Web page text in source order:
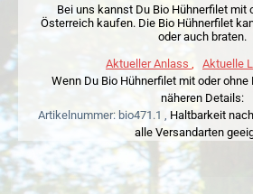
Bei uns kannst Du Bio Hühnerfilet mit
Österreich kaufen. Die Bio Hühnerfilet
oder auch braten.
Aktueller Anlass
Aktuelle
Wenn Du Bio Hühnerfilet mit oder
näheren Details:
Artikelnummer: bio471.1 , Haltbarkeit
alle Versandarten